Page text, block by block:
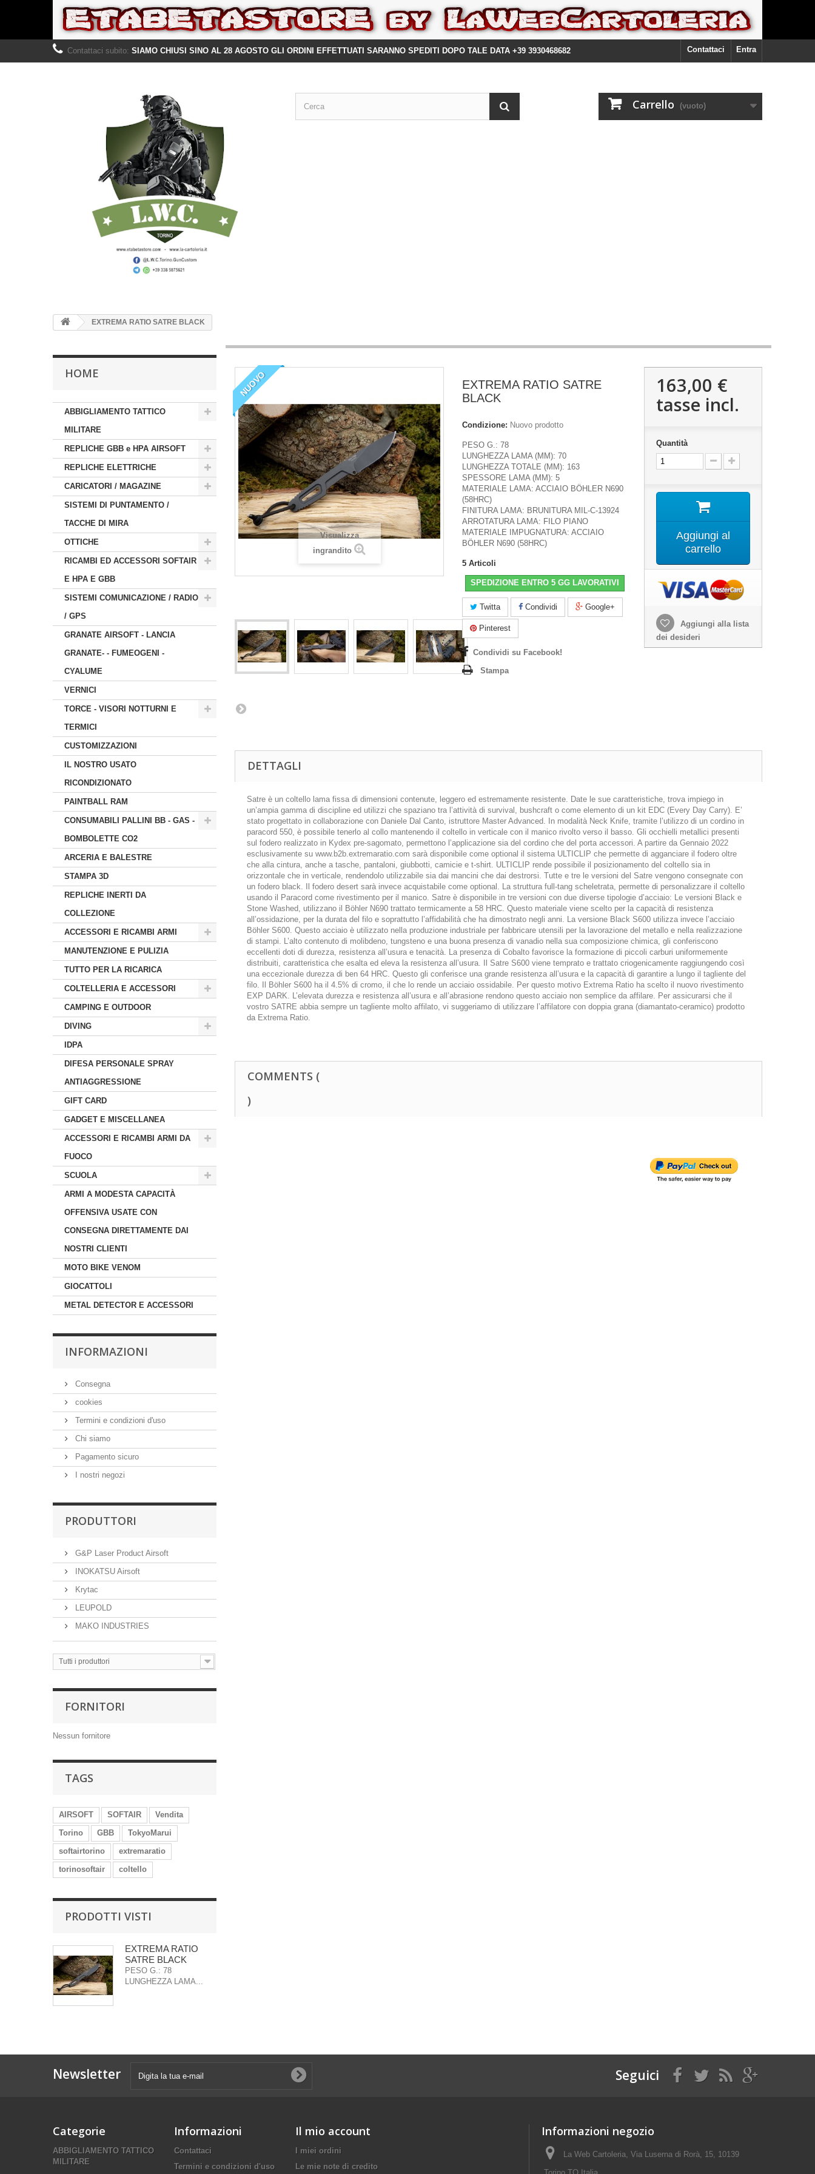
Entra
Contattaci
Contattaci subito: SIAMO CHIUSI SINO AL 28 AGOSTO GLI ORDINI EFFETTUATI SARANNO SPEDITI DOPO TALE DATA +39 3930468682
Carrello (vuoto)
EXTREMA RATIO SATRE BLACK
HOME
ABBIGLIAMENTO TATTICO
MILITARE
REPLICHE GBB e HPA AIRSOFT
REPLICHE ELETTRICHE
CARICATORI / MAGAZINE
SISTEMI DI PUNTAMENTO /
TACCHE DI MIRA
OTTICHE
RICAMBI ED ACCESSORI SOFTAIR
E HPA E GBB
SISTEMI COMUNICAZIONE / RADIO
/ GPS
GRANATE AIRSOFT - LANCIA
GRANATE- - FUMEOGENI -
CYALUME
VERNICI
TORCE - VISORI NOTTURNI E
TERMICI
CUSTOMIZZAZIONI
IL NOSTRO USATO
RICONDIZIONATO
PAINTBALL RAM
CONSUMABILI PALLINI BB - GAS -
BOMBOLETTE CO2
ARCERIA E BALESTRE
STAMPA 3D
REPLICHE INERTI DA
COLLEZIONE
ACCESSORI E RICAMBI ARMI
MANUTENZIONE E PULIZIA
TUTTO PER LA RICARICA
COLTELLERIA E ACCESSORI
CAMPING E OUTDOOR
DIVING
IDPA
DIFESA PERSONALE SPRAY
ANTIAGGRESSIONE
GIFT CARD
GADGET E MISCELLANEA
ACCESSORI E RICAMBI ARMI DA
FUOCO
SCUOLA
ARMI A MODESTA CAPACITÀ
OFFENSIVA USATE CON
CONSEGNA DIRETTAMENTE DAI
NOSTRI CLIENTI
MOTO BIKE VENOM
GIOCATTOLI
METAL DETECTOR E ACCESSORI
INFORMAZIONI
Consegna
cookies
Termini e condizioni d'uso
Chi siamo
Pagamento sicuro
I nostri negozi
PRODUTTORI
G&P Laser Product Airsoft
INOKATSU Airsoft
Krytac
LEUPOLD
MAKO INDUSTRIES
Tutti i produttori
FORNITORI
Nessun fornitore
TAGS
AIRSOFT SOFTAIR
Vendita
Torino
GBB
TokyoMarui
softairtorino
extremaratio
torinosoftair
coltello
PRODOTTI VISTI
EXTREMA RATIO
SATRE BLACK
PESO G.: 78
LUNGHEZZA LAMA...
NUOVO
Visualizza
ingrandito
EXTREMA RATIO SATRE
BLACK
Condizione: Nuovo prodotto
PESO G.: 78
LUNGHEZZA LAMA (MM): 70
LUNGHEZZA TOTALE (MM): 163
SPESSORE LAMA (MM): 5
MATERIALE LAMA: ACCIAIO BÖHLER N690
(58HRC)
FINITURA LAMA: BRUNITURA MIL-C-13924
ARROTATURA LAMA: FILO PIANO
MATERIALE IMPUGNATURA: ACCIAIO
BÖHLER N690 (58HRC)
5 Articoli
SPEDIZIONE ENTRO 5 GG LAVORATIVI
Twitta Condividi Google+
Pinterest
Condividi su Facebook!
Stampa
163,00 €
tasse incl.
Quantità
Aggiungi al
carrello
Aggiungi alla lista
dei desideri
DETTAGLI
Satre è un coltello lama fissa di dimensioni contenute, leggero ed estremamente resistente. Date le sue caratteristiche, trova impiego in
un’ampia gamma di discipline ed utilizzi che spaziano tra l’attività di survival, bushcraft o come elemento di un kit EDC (Every Day Carry). E’
stato progettato in collaborazione con Daniele Dal Canto, istruttore Master Advanced. In modalità Neck Knife, tramite l’utilizzo di un cordino in
paracord 550, è possibile tenerlo al collo mantenendo il coltello in verticale con il manico rivolto verso il basso. Gli occhielli metallici presenti
sul fodero realizzato in Kydex pre-sagomato, permettono l’applicazione sia del cordino che del porta accessori. A partire da Gennaio 2022
esclusivamente su www.b2b.extremaratio.com sarà disponibile come optional il sistema ULTICLIP che permette di agganciare il fodero oltre
che alla cintura, anche a tasche, pantaloni, giubbotti, camicie e t-shirt. ULTICLIP rende possibile il posizionamento del coltello sia in
orizzontale che in verticale, rendendolo utilizzabile sia dai mancini che dai destrorsi. Tutte e tre le versioni del Satre vengono consegnate con
un fodero black. Il fodero desert sarà invece acquistabile come optional. La struttura full-tang scheletrata, permette di personalizzare il coltello
usando il Paracord come rivestimento per il manico. Satre è disponibile in tre versioni con due diverse tipologie d’acciaio: Le versioni Black e
Stone Washed, utilizzano il Böhler N690 trattato termicamente a 58 HRC. Questo materiale viene scelto per la capacità di resistenza
all’ossidazione, per la durata del filo e soprattutto l’affidabilità che ha dimostrato negli anni. La versione Black S600 utilizza invece l’acciaio
Böhler S600. Questo acciaio è utilizzato nella produzione industriale per fabbricare utensili per la lavorazione del metallo e nella realizzazione
di stampi. L’alto contenuto di molibdeno, tungsteno e una buona presenza di vanadio nella sua composizione chimica, gli conferiscono
eccellenti doti di durezza, resistenza all’usura e tenacità. La presenza di Cobalto favorisce la formazione di piccoli carburi uniformemente
distribuiti, caratteristica che esalta ed eleva la resistenza all’usura. Il Satre S600 viene temprato e trattato criogenicamente raggiungendo così
una eccezionale durezza di ben 64 HRC. Questo gli conferisce una grande resistenza all’usura e la capacità di garantire a lungo il tagliente del
filo. Il Böhler S600 ha il 4.5% di cromo, il che lo rende un acciaio ossidabile. Per questo motivo Extrema Ratio ha scelto il nuovo rivestimento
EXP DARK. L’elevata durezza e resistenza all’usura e all’abrasione rendono questo acciaio non semplice da affilare. Per assicurarsi che il
vostro SATRE abbia sempre un tagliente molto affilato, vi suggeriamo di utilizzare l’affilatore con doppia grana (diamantato-ceramico) prodotto
da Extrema Ratio.
COMMENTS (
)
Newsletter Seguici
Categorie
ABBIGLIAMENTO TATTICO
MILITARE
Informazioni
Contattaci
Termini e condizioni d'uso
Il mio account
I miei ordini
Le mie note di credito
Informazioni negozio
La Web Cartoleria, Via Luserna di Rorà, 15, 10139